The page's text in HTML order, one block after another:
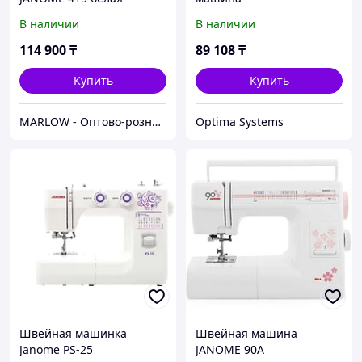
В наличии
114 900₸
Купить
MARLOW - Оптово-розничный склад.
В наличии
89 108₸
Купить
Optima Systems
Швейная машинка
Janome PS-25
Швейная машина
JANOME 90A